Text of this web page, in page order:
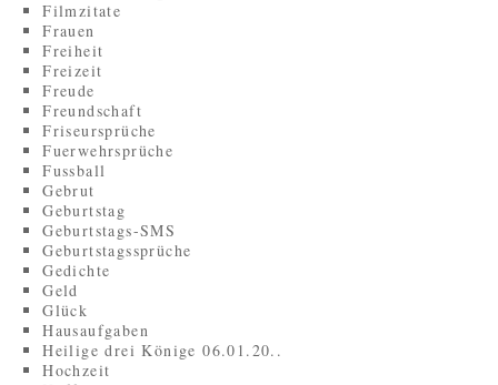
Filmzitate
Frauen
Freiheit
Freizeit
Freude
Freundschaft
Friseursprüche
Fuerwehrsprüche
Fussball
Gebrut
Geburtstag
Geburtstags-SMS
Geburtstagssprüche
Gedichte
Geld
Glück
Hausaufgaben
Heilige drei Könige 06.01.20..
Hochzeit